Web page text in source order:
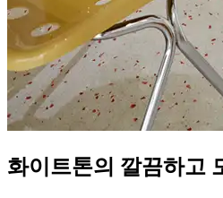
화이트톤의 깔끔하고